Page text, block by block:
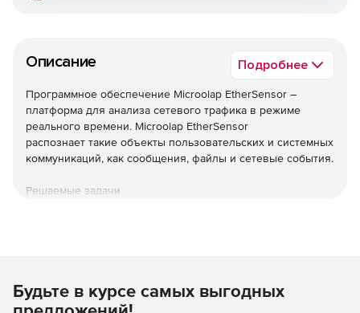
Описание Подробнее
Программное обеспечение Microolap EtherSensor –
платформа для анализа сетевого трафика в режиме
реального времени. Microolap EtherSensor
распознает такие объекты пользовательских и системных
коммуникаций, как сообщения, файлы и сетевые события.
Решаемые задачи
использованием веб-почты, социальных сетей, и так
далее с учетом возможностей функциональных
Будьте в курсе самых выгодных